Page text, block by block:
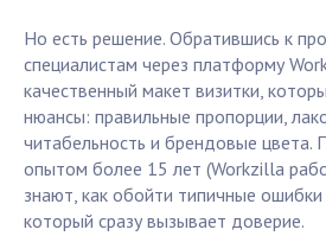
Но есть решение. Обратившись к
специалистам через платформу
качественный макет визитки,
нюансы: правильные пропорции,
читабельность и брендовые цвета.
опытом более 15 лет (Workzilla
знают, как обойти типичные
который сразу вызывает доверие.